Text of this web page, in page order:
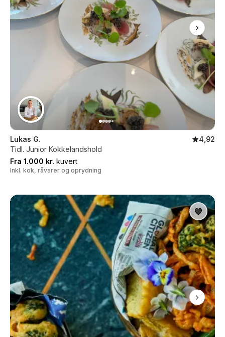
Lukas G.
4,92
Tidl. Junior Kokkelandshold
Fra 1.000 kr. kuvert
Inkl. kok, råvarer og oprydning